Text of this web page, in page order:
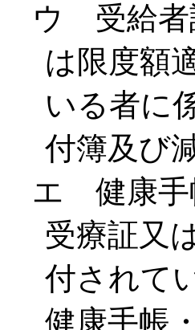
ウ 受給者
は限度額
いる者に
付簿及び
エ 健康手
受療証又
付されて
健康手帳